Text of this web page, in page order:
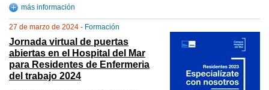
más información
27 de marzo de 2024 - Formación
Jornada virtual de puertas
abiertas en el Hospital del Mar
para Residentes de Enfermeria
del trabajo 2024